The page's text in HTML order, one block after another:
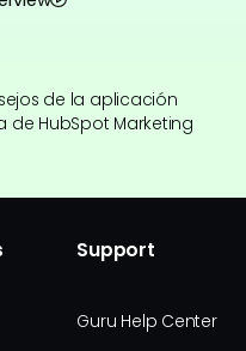
de la aplicación
de HubSpot Marketing
Support
Guru Help Center